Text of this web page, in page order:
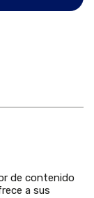
de contenido
a sus